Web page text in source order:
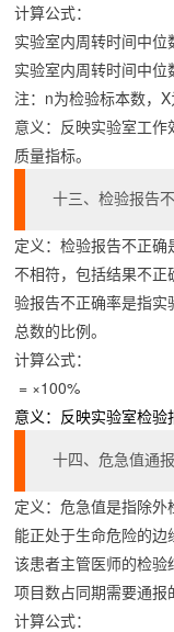
计算公式：
实验室内周转时间中
实验室内周转时间中
注：n为检验标本数，X
意义：反映实验室工
质量指标。
十三、检验报告
定义：检验报告不正
不相符，包括结果不
验报告不正确率是指
总数的比例。
计算公式：
= ×100%
意义：反映实验室检验
十四、危急值通
定义：危急值是指除
能正处于生命危险的
该患者主管医师的检
项目数占同期需要通报
计算公式：